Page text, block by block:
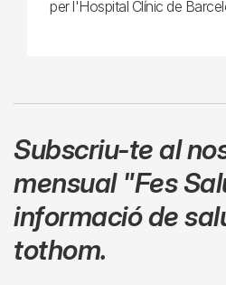
per l'Hospital Clínic de
Subscriu-te al
mensual "Fes
informació de
tothom.